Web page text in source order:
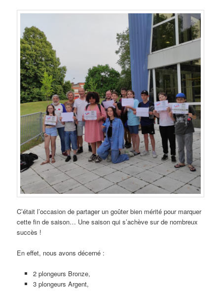
C’était l’occasion de partager un goûter bien mérité pour marquer
cette fin de saison… Une saison qui s’achève sur de nombreux
succès !
En effet, nous avons décerné :
2 plongeurs Bronze,
3 plongeurs Argent,